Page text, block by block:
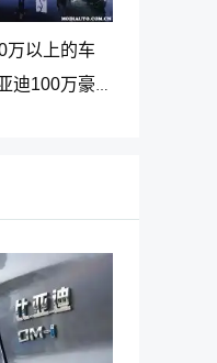
万以上的车
迪100万豪